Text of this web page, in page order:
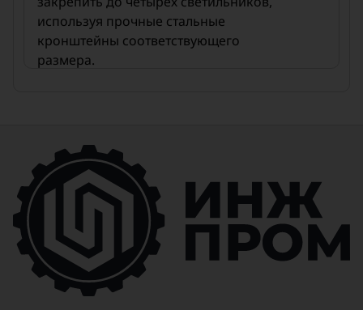
используя прочные стальные
кронштейны соответствующего
размера.
городской черте, так и за её
пределами.
Ещё одна особенность этих
конструкций – способ подачи
электропитания. В отличие от
воздушной линии, кабель здесь
прокладывается под землёй и
подводится к специальному